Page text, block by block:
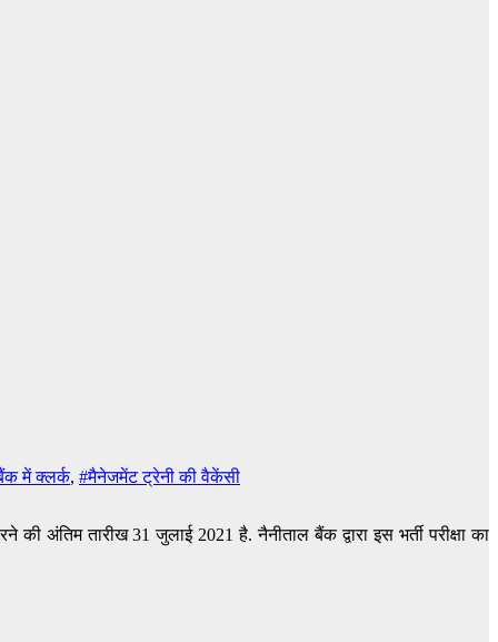
में क्लर्क, #मैनेजमेंट ट्रेनी की वैकेंसी
अंतिम तारीख 31 जुलाई 2021 है. नैनीताल बैंक द्वारा इस भर्ती परीक्षा का